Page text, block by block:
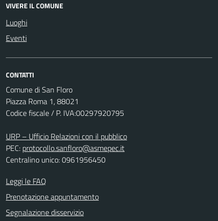
VIVERE IL COMUNE
Luoghi
Eventi
CONTATTI
Comune di San Floro
Piazza Roma 1, 88021
Codice fiscale / P. IVA:00297920795
URP – Ufficio Relazioni con il pubblico
PEC: protocollo.sanfloro@asmepec.it
Centralino unico: 0961956450
Leggi le FAQ
Prenotazione appuntamento
Segnalazione disservizio